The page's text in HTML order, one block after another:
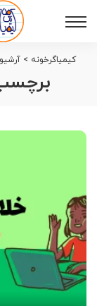
کیمیاگرخونه >